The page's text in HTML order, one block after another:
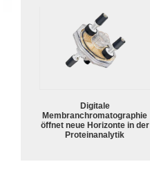
Digitale
Membranchromatographie
öffnet neue Horizonte in der
Proteinanalytik